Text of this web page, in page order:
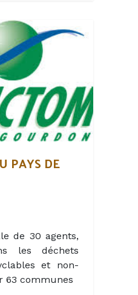
nous
clientèle
enfant le
en été et
donc un
pour juillet
pour l
bienvenus.
PAYS DE
de 30 agents,
les déchets
et non-
63 communes